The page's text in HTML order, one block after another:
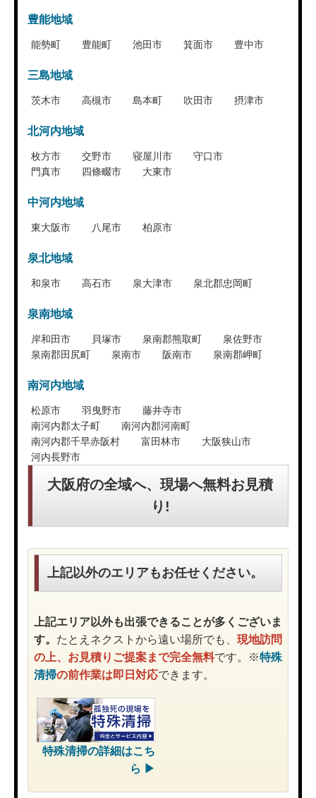
豊能地域
能勢町 豊能町 池田市 箕面市 豊中市
三島地域
茨木市 高槻市 島本町 吹田市 摂津市
北河内地域
枚方市 交野市 寝屋川市
守口市
門真市
四條畷市 大東市
中河内地域
東大阪市 八尾市 柏原市
泉北地域
和泉市 高石市 泉大津市 泉北郡忠岡町
泉南地域
岸和田市 貝塚市 泉南郡熊取町
泉佐野市
泉南郡田尻町
泉南市 阪南市 泉南郡岬町
南河内地域
松原市 羽曳野市
藤井寺市
南河内郡太子町
南河内郡河南町
南河内郡千早赤阪村
富田林市
大阪狭山市
河内長野市
大阪府の全域へ、現場へ無料お見積
り!
上記以外のエリアもお任せください。
上記エリア以外も出張できることが多くございま
す。 たとえネクストから遠い場所でも、 現地訪問
の上、お見積りご提案まで完全無料です。※特殊
清掃の前作業は即日対応できます。
特殊清掃の詳細はこち
ら ▶︎